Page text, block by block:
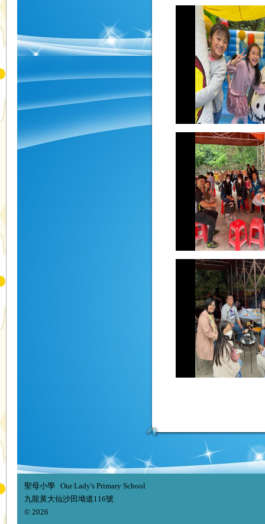
聖母小學 Our Lady's Primary School
九龍黃大仙沙田坳道116號
© 2026